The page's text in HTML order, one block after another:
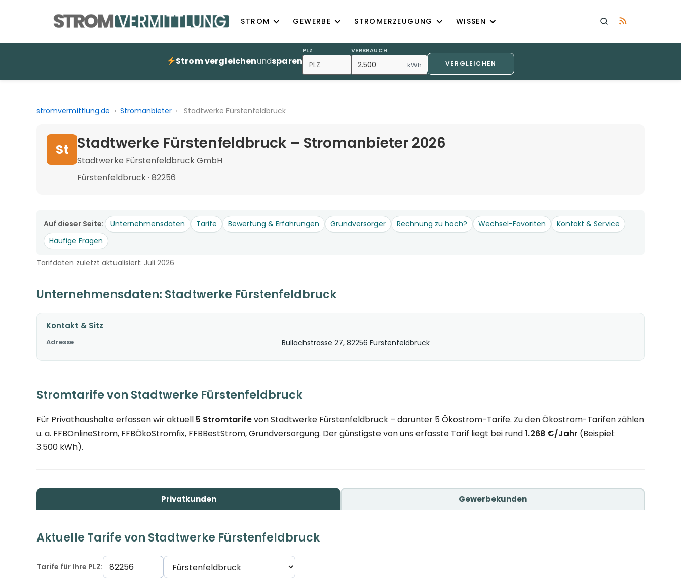
STROM GEWERBE STROMERZEUGUNG WISSEN
Strom vergleichenundsparen
PLZ VERBRAUCH
kWh VERGLEICHEN
stromvermittlung.de › Stromanbieter › Stadtwerke Fürstenfeldbruck
St Stadtwerke Fürstenfeldbruck – Stromanbieter 2026
Stadtwerke Fürstenfeldbruck GmbH
Fürstenfeldbruck · 82256
Auf dieser Seite: Unternehmensdaten Tarife Bewertung & Erfahrungen Grundversorger Rechnung zu hoch? Wechsel-Favoriten
Kontakt & Service
Häufige Fragen
Tarifdaten zuletzt aktualisiert: Juli 2026
Unternehmensdaten: Stadtwerke Fürstenfeldbruck
Kontakt & Sitz
Adresse Bullachstrasse 27, 82256 Fürstenfeldbruck
Stromtarife von Stadtwerke Fürstenfeldbruck
Für Privathaushalte erfassen wir aktuell 5 Stromtarifevon Stadtwerke Fürstenfeldbruck – darunter 5 Ökostrom-Tarife. Zu den Ökostrom-Tarifen zählen
u. a. FFBOnlineStrom, FFBÖkoStromfix, FFBBestStrom, Grundversorgung. Der günstigste von uns erfasste Tarif liegt bei rund1.268 €/Jahr (Beispiel:
3.500 kWh).
Privatkunden Gewerbekunden
Aktuelle Tarife von Stadtwerke Fürstenfeldbruck
Tarife für Ihre PLZ: